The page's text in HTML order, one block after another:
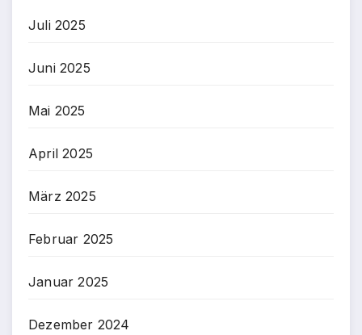
Juli 2025
Juni 2025
Mai 2025
April 2025
März 2025
Februar 2025
Januar 2025
Dezember 2024